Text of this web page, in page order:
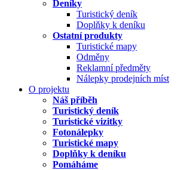
Deníky
Turistický deník
Doplňky k deníku
Ostatní produkty
Turistické mapy
Odměny
Reklamní předměty
Nálepky prodejních míst
O projektu
Náš příběh
Turistický deník
Turistické vizitky
Fotonálepky
Turistické mapy
Doplňky k deníku
Pomáháme